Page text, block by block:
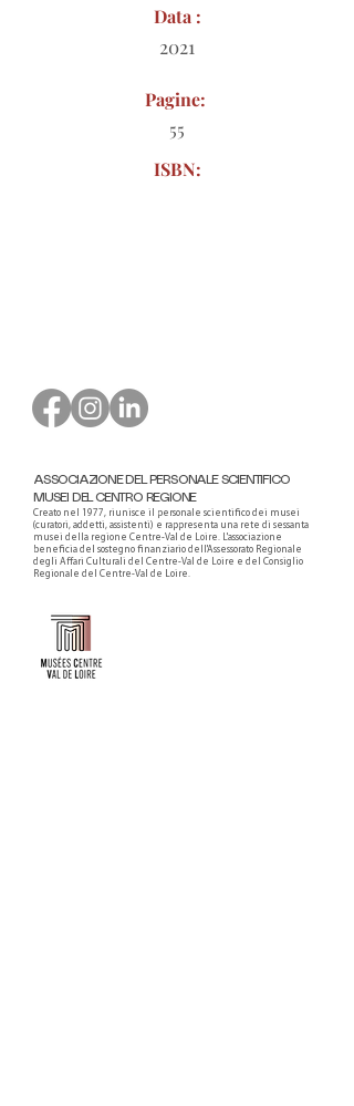
Data :
2021
Pagine:
55
ISBN:
ASSOCIAZIONE DEL PERSONALE SCIENTIFICO
MUSEI DEL CENTRO REGIONE
Creato nel 1977, riunisce il personale scientifico dei musei
(curatori, addetti, assistenti) e rappresenta una rete di sessanta
musei della regione Centre-Val de Loire. L'associazione
beneficia del sostegno finanziario dell'Assessorato Regionale
degli Affari Culturali del Centre-Val de Loire e del Consiglio
Regionale del Centre-Val de Loire.